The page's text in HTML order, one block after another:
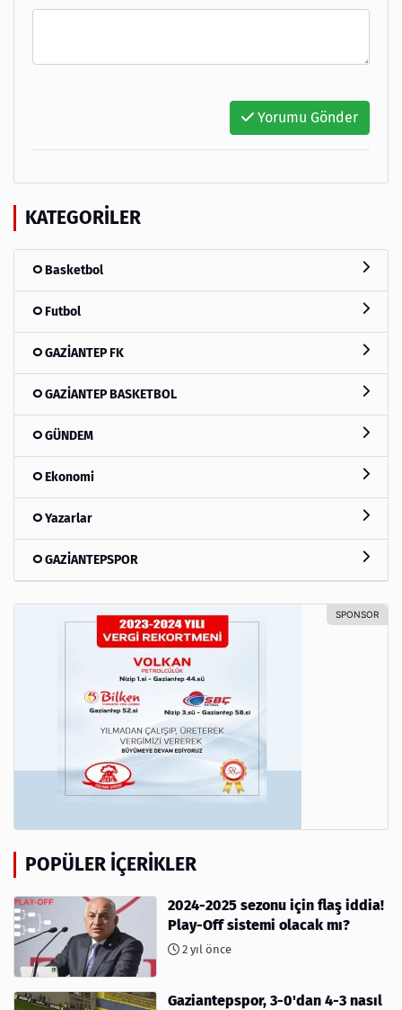
Yorumu Gönder
KATEGORILER
Basketbol
Futbol
GAZİANTEP FK
GAZİANTEP BASKETBOL
GÜNDEM
Ekonomi
Yazarlar
GAZİANTEPSPOR
POPÜLER İÇERIKLER
2024-2025 sezonu için flaş iddia!
Play-Off sistemi olacak mı?
2 yıl önce
Gaziantepspor, 3-0'dan 4-3 nasıl